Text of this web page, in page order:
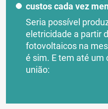
custos cada vez
Seria possível
eletricidade a partir
fotovoltaicos na
é sim. E tem até um
união: